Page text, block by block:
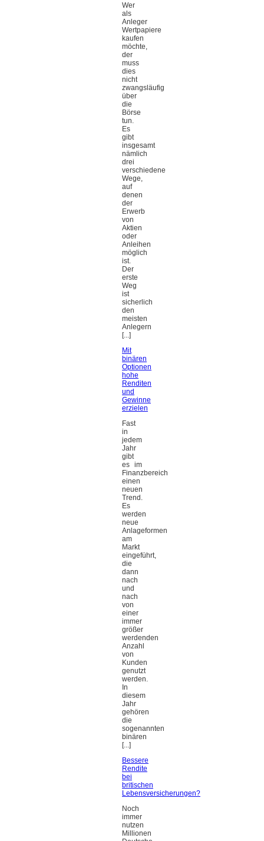
Wer
als
Anleger
Wertpapiere
kaufen
möchte,
der
muss
dies
nicht
zwangsläufig
über
die
Börse
tun.
Es
gibt
insgesamt
nämlich
drei
verschiedene
Wege,
auf
denen
der
Erwerb
von
Aktien
oder
Anleihen
möglich
ist.
Der
erste
Weg
ist
sicherlich
den
meisten
Anlegern
[...]
Mit
binären
Optionen
hohe
Renditen
und
Gewinne
erzielen
Fast
in
jedem
Jahr
gibt
es im
Finanzbereich
einen
neuen
Trend.
Es
werden
neue
Anlageformen
am
Markt
eingeführt,
die
dann
nach
und
nach
von
einer
immer
größer
werdenden
Anzahl
von
Kunden
genutzt
werden.
In
diesem
Jahr
gehören
die
sogenannten
binären
[...]
Bessere
Rendite
bei
britischen
Lebensversicherungen?
Noch
immer
nutzen
Millionen